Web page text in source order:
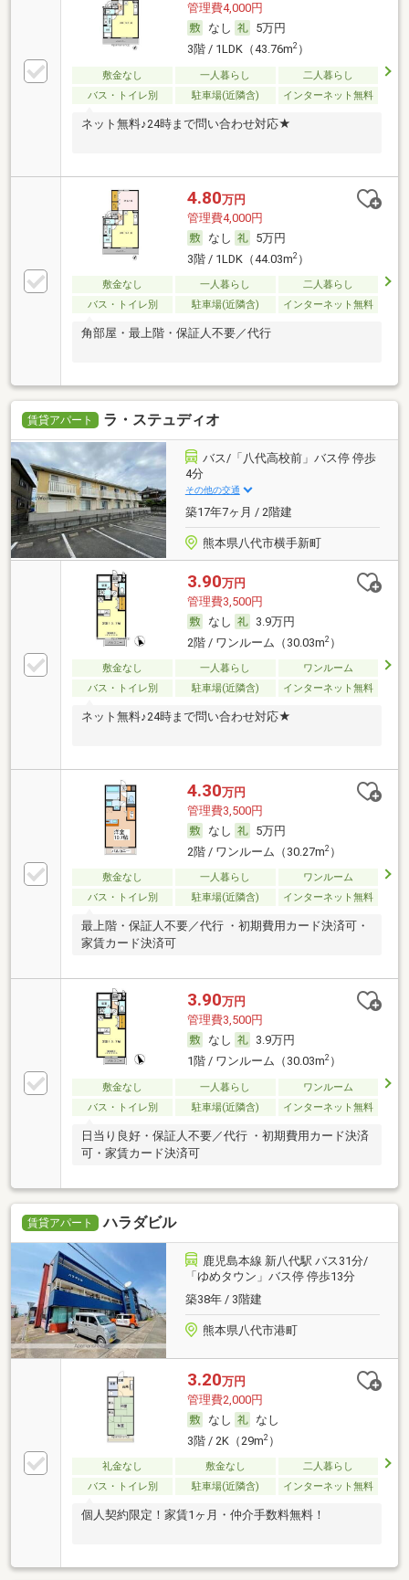
管理費4,000円
なし
5万円
3階 / 1LDK（43.76m2）
敷金なし 一人暮らし
二人暮らし
バス・トイレ別
駐車場(近隣含) インターネット無料
ネット無料♪24時まで問い合わせ対応★
4.80万円
管理費4,000円
なし
5万円
3階 / 1LDK（44.03m2）
敷金なし 一人暮らし
二人暮らし
バス・トイレ別
駐車場(近隣含) インターネット無料
角部屋・最上階・保証人不要／代行
賃貸アパート ラ・ステュディオ
バス/「八代高校前」バス停 停歩
4分
その他の交通
築17年7ヶ月 / 2階建
熊本県八代市横手新町
3.90万円
管理費3,500円
なし
3.9万円
2階 / ワンルーム（30.03m2）
敷金なし 一人暮らし
ワンルーム
バス・トイレ別
駐車場(近隣含) インターネット無料
ネット無料♪24時まで問い合わせ対応★
4.30万円
管理費3,500円
なし
5万円
2階 / ワンルーム（30.27m2）
敷金なし 一人暮らし
ワンルーム
バス・トイレ別
駐車場(近隣含) インターネット無料
最上階・保証人不要／代行 ・初期費用カード決済可・
家賃カード決済可
3.90万円
管理費3,500円
なし
3.9万円
1階 / ワンルーム（30.03m2）
敷金なし 一人暮らし
ワンルーム
バス・トイレ別
駐車場(近隣含) インターネット無料
日当り良好・保証人不要／代行 ・初期費用カード決済
可・家賃カード決済可
賃貸アパート ハラダビル
鹿児島本線 新八代駅 バス31分/
「ゆめタウン」バス停 停歩13分
築38年 / 3階建
熊本県八代市港町
3.20万円
管理費2,000円
なし
なし
3階 / 2K（29m2）
礼金なし 敷金なし
二人暮らし
バス・トイレ別
駐車場(近隣含) インターネット無料
個人契約限定！家賃1ヶ月・仲介手数料無料！